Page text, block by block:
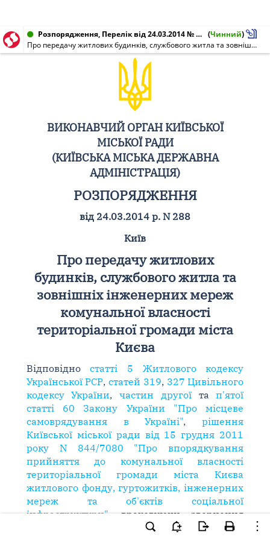
Розпорядження, Перелік від 24.03.2014 № 288 (Чинний)
Про передачу житлових будинків, службового житла та зовнішніх інженерних мереж комунальної власності територіальної громади міста Києва
ВИКОНАВЧИЙ ОРГАН КИЇВСЬКОЇ
МІСЬКОЇ РАДИ
(КИЇВСЬКА МІСЬКА ДЕРЖАВНА
АДМІНІСТРАЦІЯ)
РОЗПОРЯДЖЕННЯ
від 24.03.2014 р. N 288
Київ
Про передачу житлових
будинків, службового житла та
зовнішніх інженерних мереж
комунальної власності
територіальної громади міста
Києва
Відповідностатті 5 Житлового кодексу
Української РСР,статей 319, 327 Цивільного
кодексу України,частин другоїтап'ятої
статті 60 Закону України "Про місцеве
самоврядування в Україні",рішення
Київської міської ради від 15 грудня 2011
року N 844/7080 "Про впорядкування
прийняття до комунальної власності
територіальної громади міста Києва
житлового фонду, гуртожитків, інженерних
мереж та об'єктів соціальної
інфраструктури", враховуючи звернення
Київської міської клінічної лікарні швидкої